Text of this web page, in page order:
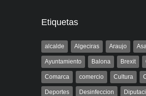
Etiquetas
alcalde Algeciras Araujo
Ayuntamiento Balona Brexit
Comarca comercio Cultura
Deportes Desinfeccion